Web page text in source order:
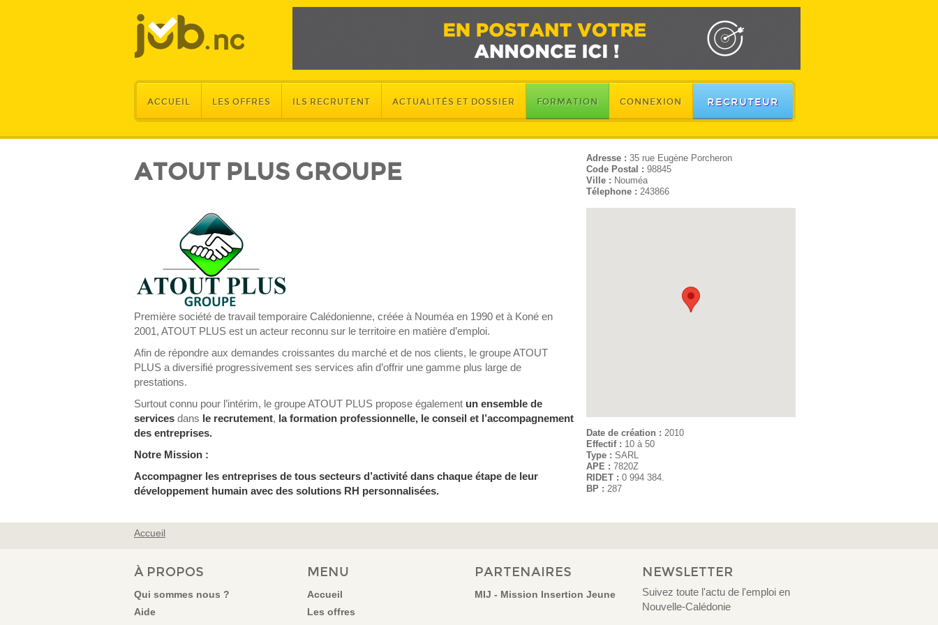
ACCUEIL LES OFFRES ILS RECRUTENT ACTUALITÉS ET DOSSIER FORMATION CONNEXION RECRUTEUR
ATOUT PLUS GROUPE
Première société de travail temporaire Calédonienne, créée à Nouméa en 1990 et à Koné en
2001, ATOUT PLUS est un acteur reconnu sur le territoire en matière d’emploi.
Afin de répondre aux demandes croissantes du marché et de nos clients, le groupe ATOUT
PLUS a diversifié progressivement ses services afin d’offrir une gamme plus large de
prestations.
Surtout connu pour l’intérim, le groupe ATOUT PLUS propose également un ensemble de
services dans le recrutement, la formation professionnelle, le conseil et l’accompagnement
des entreprises.
Notre Mission :
Accompagner les entreprises de tous secteurs d’activité dans chaque étape de leur
développement humain avec des solutions RH personnalisées.
Adresse : 35 rue Eugène Porcheron
Code Postal : 98845
Ville : Nouméa
Télephone : 243866
Date de création : 2010
Effectif : 10 à 50
Type : SARL
APE : 7820Z
RIDET : 0 994 384.
BP : 287
VOUS ÊTES ICI
Accueil
À PROPOS
Qui sommes nous ?
Aide
MENU
Accueil
Les offres
PARTENAIRES
MIJ - Mission Insertion Jeune
NEWSLETTER
Suivez toute l'actu de l'emploi en
Nouvelle-Calédonie